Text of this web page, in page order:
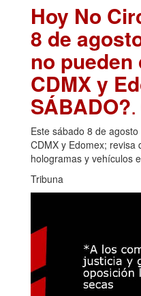
Hoy No
8 de
no
CDMX y
SÁBADO?
Este sábado 8 de
CDMX y Edomex; revisa
hologramas y vehículos
Tribuna